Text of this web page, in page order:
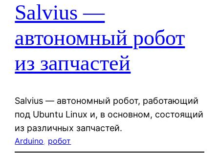
Salvius —
автономный робот
из запчастей
Salvius — автономный робот, работающий
под Ubuntu Linux и, в основном, состоящий
из различных запчастей.
Arduino, робот